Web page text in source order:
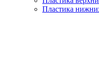
Пластика